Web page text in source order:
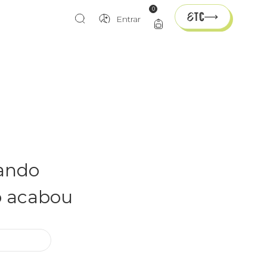
Entrar
0
acabou